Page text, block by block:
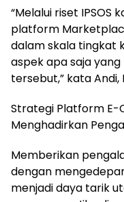
“Melalui riset IPSOS
platform
dalam skala tingkat
aspek apa saja
tersebut,” kata
Strategi Platform
Menghadirkan
Memberikan
dengan
menjadi daya tarik